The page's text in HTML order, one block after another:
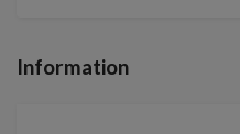
Information